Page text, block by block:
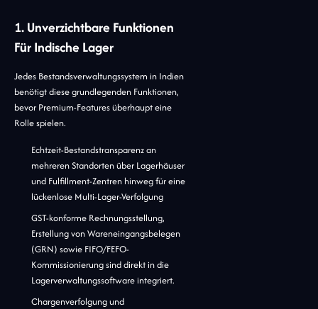
1. Unverzichtbare Funktionen
Für Indische Lager
Jedes Bestandsverwaltungssystem in Indien
benötigt diese grundlegenden Funktionen,
bevor Premium-Features überhaupt eine
Rolle spielen.
Echtzeit-Bestandstransparenz an
mehreren Standorten über Lagerhäuser
und Fulfillment-Zentren hinweg für eine
lückenlose Multi-Lager-Verfolgung
GST-konforme Rechnungsstellung,
Erstellung von Wareneingangsbelegen
(GRN) sowie FIFO/FEFO-
Kommissionierung sind direkt in die
Lagerverwaltungssoftware integriert.
Chargenverfolgung und